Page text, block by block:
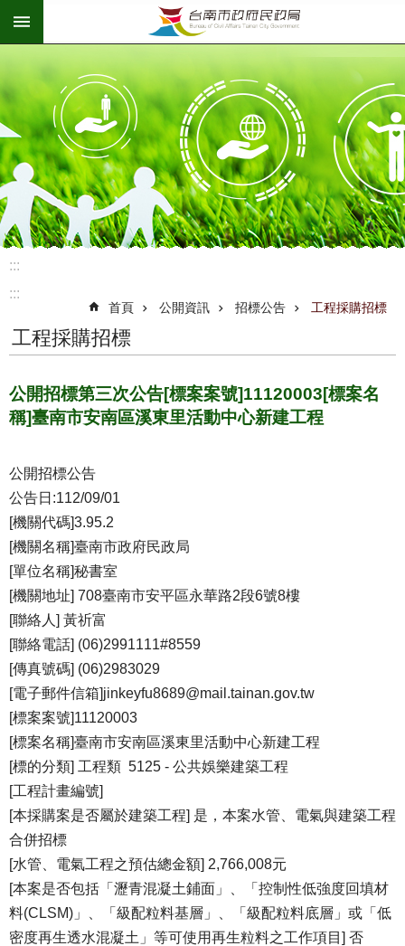
跳到主要內容區塊
:::
:::
首頁 公開資訊 招標公告 工程採購招標
工程採購招標
公開招標第三次公告[標案案號]11120003[標案名
稱]臺南市安南區溪東里活動中心新建工程
公開招標公告
公告日:112/09/01
[機關代碼]3.95.2
[機關名稱]臺南市政府民政局
[單位名稱]秘書室
[機關地址] 708臺南市安平區永華路2段6號8樓
[聯絡人] 黃祈富
[聯絡電話] (06)2991111#8559
[傳真號碼] (06)2983029
[電子郵件信箱]jinkeyfu8689@mail.tainan.gov.tw
[標案案號]11120003
[標案名稱]臺南市安南區溪東里活動中心新建工程
[標的分類] 工程類 5125 - 公共娛樂建築工程
[工程計畫編號]
[本採購案是否屬於建築工程] 是，本案水管、電氣與建築工程
合併招標
[水管、電氣工程之預估總金額] 2,766,008元
[本案是否包括「瀝青混凝土鋪面」、「控制性低強度回填材
料(CLSM)」、「級配粒料基層」、「級配粒料底層」或「低
密度再生透水混凝土」等可使用再生粒料之工作項目] 否